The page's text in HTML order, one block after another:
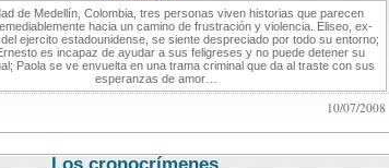
de Medellín, Colombia, tres personas viven historias que parecen
hacia un camino de frustración y violencia. Eliseo, ex-
ejercito estadounidense, se siente despreciado por todo su entorno;
es incapaz de ayudar a sus feligreses y no puede detener su
Paola se ve envuelta en una trama criminal que da al traste con sus
esperanzas de amor…
10/07/2008
Los cronocrímenes